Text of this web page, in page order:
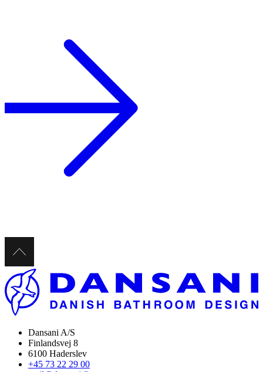
Dansani A/S
Finlandsvej 8
6100 Haderslev
+45 73 22 29 00